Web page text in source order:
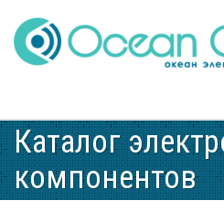
to
Каталог
компонентов